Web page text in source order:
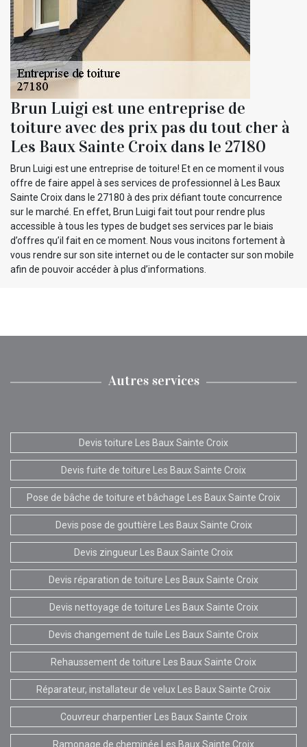
Brun Luigi est une entreprise de
toiture avec des prix pas du tout cher à
Les Baux Sainte Croix dans le 27180
Brun Luigi est une entreprise de toiture! Et en ce moment il vous
offre de faire appel à ses services de professionnel à Les Baux
Sainte Croix dans le 27180 à des prix défiant toute concurrence
sur le marché. En effet, Brun Luigi fait tout pour rendre plus
accessible à tous les types de budget ses services par le biais
d’offres qu’il fait en ce moment. Nous vous incitons fortement à
vous rendre sur son site internet ou de le contacter sur son mobile
afin de pouvoir accéder à plus d’informations.
Autres services
Devis toiture Les Baux Sainte Croix
Devis fuite de toiture Les Baux Sainte Croix
Pose de bâche de toiture et bâchage Les Baux Sainte Croix
Devis pose de gouttière Les Baux Sainte Croix
Devis zingueur Les Baux Sainte Croix
Devis réparation de toiture Les Baux Sainte Croix
Devis nettoyage de toiture Les Baux Sainte Croix
Devis changement de tuile Les Baux Sainte Croix
Rehaussement de toiture Les Baux Sainte Croix
Réparateur, installateur de velux Les Baux Sainte Croix
Couvreur charpentier Les Baux Sainte Croix
Ramonage de cheminée Les Baux Sainte Croix